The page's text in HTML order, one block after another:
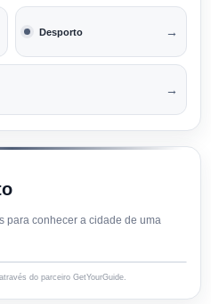
Desporto →
→
para conhecer a cidade de uma
do parceiro GetYourGuide.